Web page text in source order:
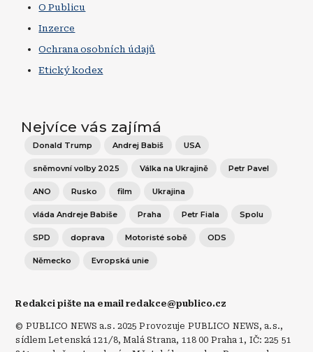
O Publicu
Inzerce
Ochrana osobních údajů
Etický kodex
Nejvíce vás zajímá
Donald Trump Andrej Babiš USA
sněmovní volby 2025 Válka na Ukrajině Petr Pavel
ANO Rusko film Ukrajina
vláda Andreje Babiše Praha Petr Fiala Spolu
SPD doprava Motoristé sobě ODS
Německo Evropská unie
Redakci pište na email redakce@publico.cz
© PUBLICO NEWS a.s. 2025 Provozuje PUBLICO NEWS, a.s.,
sídlem Letenská 121/8, Malá Strana, 118 00 Praha 1, IČ: 225 51